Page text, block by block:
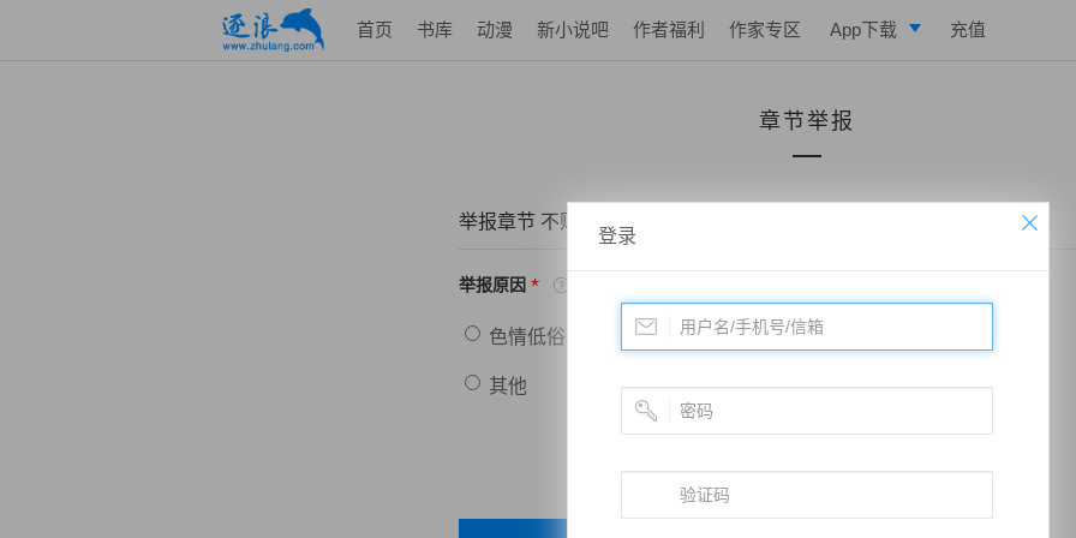
首页 书库 动漫 新小说吧 作者福利 作家专区 App下载
写作助手
充值
章节举报
举报章节 不败战神：都市无敌战神——第九百五十一章 聒噪
举报原因 *
色情低俗 政治敏感 暴力低俗
其他
登录